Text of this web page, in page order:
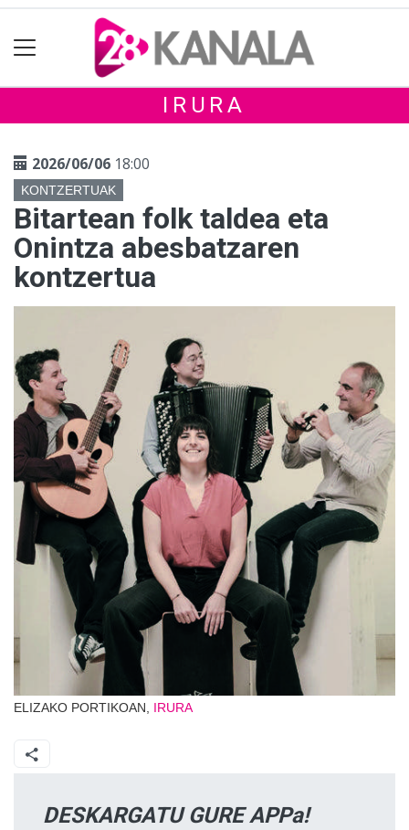
IRURA
2026/06/06 18:00
KONTZERTUAK
Bitartean folk taldea eta
Onintza abesbatzaren
kontzertua
ELIZAKO PORTIKOAN, IRURA
DESKARGATU GURE APPa!